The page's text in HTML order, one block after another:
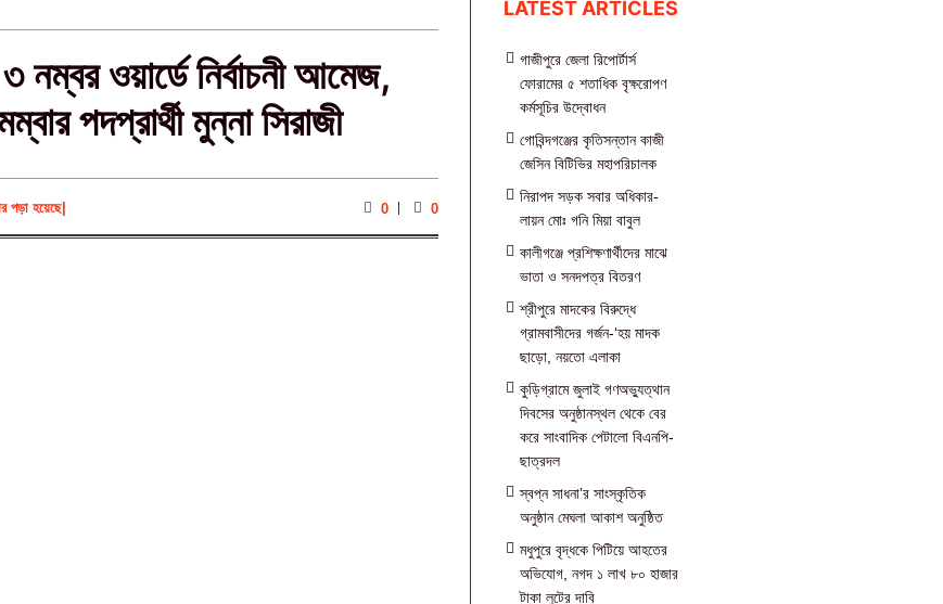
নম্বর ওয়ার্ডে নির্বাচনী আমেজ,
পদপ্রার্থী মুন্না সিরাজী
|
পড়া হয়েছে 0 0
LATEST ARTICLES
গাজীপুরে জেলা রিপোর্টার্স
ফোরামের ৫ শতাধিক বৃক্ষরোপণ
কর্মসূচির উদ্বোধন
গোবিন্দগঞ্জের কৃতিসন্তান কাজী
জেসিন বিটিভির মহাপরিচালক
নিরাপদ সড়ক সবার অধিকার-
লায়ন মোঃ গনি মিয়া বাবুল
কালীগঞ্জে প্রশিক্ষণার্থীদের মাঝে
ভাতা ও সনদপত্র বিতরণ
শ্রীপুরে মাদকের বিরুদ্ধে
গ্রামবাসীদের গর্জন-‘হয় মাদক
ছাড়ো, নয়তো এলাকা
কুড়িগ্রামে জুলাই গণঅভ্যুত্থান
দিবসের অনুষ্ঠানস্থল থেকে বের
করে সাংবাদিক পেটালো বিএনপি-
ছাত্রদল
স্বপ্ন সাধনা’র সাংস্কৃতিক
অনুষ্ঠান মেঘলা আকাশ অনুষ্ঠিত
মধুপুরে বৃদ্ধকে পিটিয়ে আহতের
অভিযোগ, নগদ ১ লাখ ৮০ হাজার
টাকা লুটের দাবি